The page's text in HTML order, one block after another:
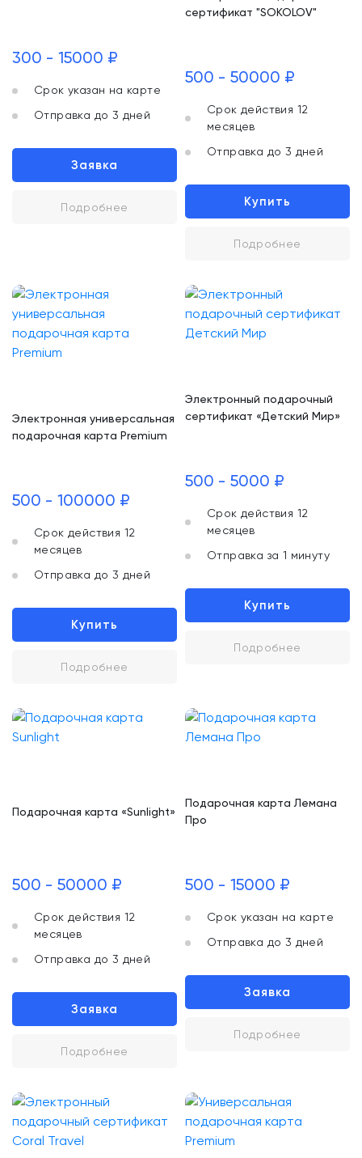
300 - 15000 ₽
Срок указан на карте
Отправка до 3 дней
Заявка
Подробнее
сертификат "SOKOLOV"
500 - 50000 ₽
Срок действия 12
месяцев
Отправка до 3 дней
Купить
Подробнее
Электронная универсальная
подарочная карта Premium
500 - 100000 ₽
Срок действия 12
месяцев
Отправка до 3 дней
Купить
Подробнее
Электронный подарочный
сертификат «Детский Мир»
500 - 5000 ₽
Срок действия 12
месяцев
Отправка за 1 минуту
Купить
Подробнее
Подарочная карта «Sunlight»
500 - 50000 ₽
Срок действия 12
месяцев
Отправка до 3 дней
Заявка
Подробнее
Подарочная карта Лемана
Про
500 - 15000 ₽
Срок указан на карте
Отправка до 3 дней
Заявка
Подробнее